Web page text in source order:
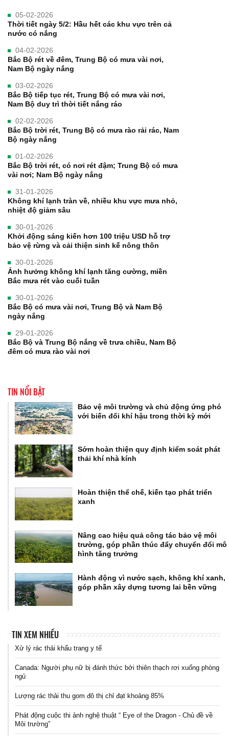
05-02-2026
Thời tiết ngày 5/2: Hầu hết các khu vực trên cả
nước có nắng
04-02-2026
Bắc Bộ rét về đêm, Trung Bộ có mưa vài nơi,
Nam Bộ ngày nắng
03-02-2026
Bắc Bộ tiếp tục rét, Trung Bộ có mưa vài nơi,
Nam Bộ duy trì thời tiết nắng ráo
02-02-2026
Bắc Bộ trời rét, Trung Bộ có mưa rào rải rác, Nam
Bộ ngày nắng
01-02-2026
Bắc Bộ trời rét, có nơi rét đậm; Trung Bộ có mưa
vài nơi; Nam Bộ ngày nắng
31-01-2026
Không khí lạnh tràn về, nhiều khu vực mưa nhỏ,
nhiệt độ giảm sâu
30-01-2026
Khởi động sáng kiến hơn 100 triệu USD hỗ trợ
bảo vệ rừng và cải thiện sinh kế nông thôn
30-01-2026
Ảnh hưởng không khí lạnh tăng cường, miền
Bắc mưa rét vào cuối tuần
30-01-2026
Bắc Bộ có mưa vài nơi, Trung Bộ và Nam Bộ
ngày nắng
29-01-2026
Bắc Bộ và Trung Bộ nắng về trưa chiều, Nam Bộ
đêm có mưa rào vài nơi
TIN NỔI BẬT
Bảo vệ môi trường và chủ động ứng phó
với biến đổi khí hậu trong thời kỳ mới
Sớm hoàn thiện quy định kiểm soát phát
thải khí nhà kính
Hoàn thiện thể chế, kiến tạo phát triển
xanh
Nâng cao hiệu quả công tác bảo vệ môi
trường, góp phần thúc đẩy chuyển đổi mô
hình tăng trưởng
Hành động vì nước sạch, không khí xanh,
góp phần xây dựng tương lai bền vững
TIN XEM NHIỀU
Xử lý rác thải khẩu trang y tế
Canada: Người phụ nữ bị đánh thức bởi thiên thạch rơi xuống phòng
ngủ
Lượng rác thải thu gom đô thị chỉ đạt khoảng 85%
Phát động cuộc thi ảnh nghệ thuật “ Eye of the Dragon - Chủ đề về
Môi trường”